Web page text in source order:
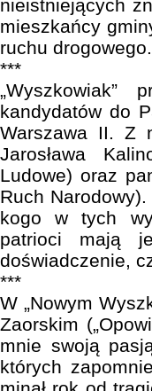
nieistniejących
mieszkańcy
ruchu drogowego.
***
„Wyszkowiak”
kandydatów do
Warszawa II. Z
Jarosława
Ludowe) oraz
Ruch
kogo w tych
patrioci mają
doświadczenie,
***
W „Nowym
Zaorskim
mnie swoją
których